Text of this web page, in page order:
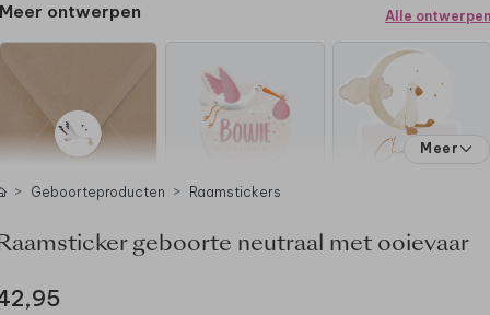
Meer ontwerpen Alle ontwerpen
Meer
Geboorteproducten Raamstickers
geboorte neutraal met ooievaar